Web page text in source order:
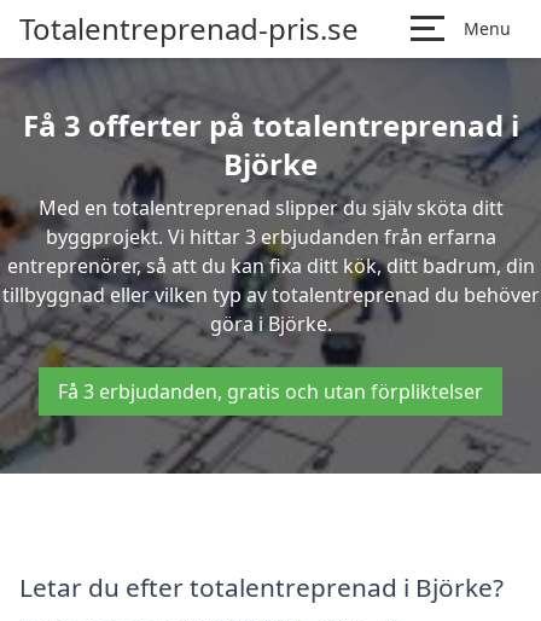
Totalentreprenad-pris.se Menu
Få 3 offerter på totalentreprenad i
Björke
Med en totalentreprenad slipper du själv sköta ditt
byggprojekt. Vi hittar 3 erbjudanden från erfarna
entreprenörer, så att du kan fixa ditt kök, ditt badrum, din
tillbyggnad eller vilken typ av totalentreprenad du behöver
göra i Björke.
Få 3 erbjudanden, gratis och utan förpliktelser
Letar du efter totalentreprenad i Björke?